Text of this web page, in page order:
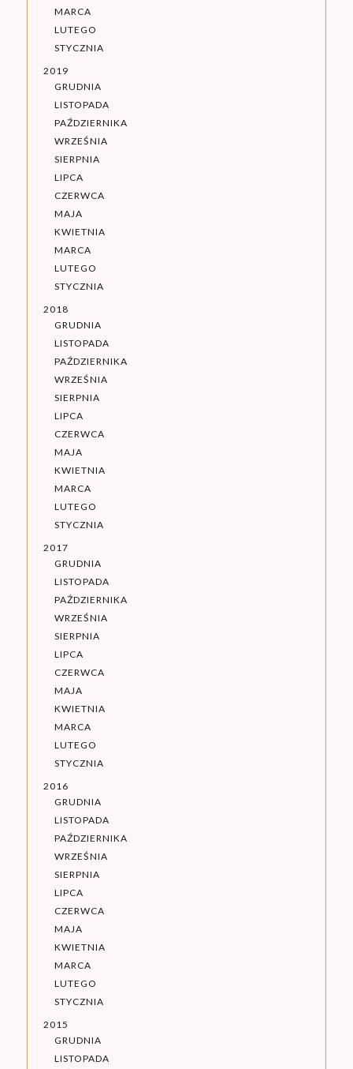
MARCA
LUTEGO
STYCZNIA
2019
GRUDNIA
LISTOPADA
PAŹDZIERNIKA
WRZEŚNIA
SIERPNIA
LIPCA
CZERWCA
MAJA
KWIETNIA
MARCA
LUTEGO
STYCZNIA
2018
GRUDNIA
LISTOPADA
PAŹDZIERNIKA
WRZEŚNIA
SIERPNIA
LIPCA
CZERWCA
MAJA
KWIETNIA
MARCA
LUTEGO
STYCZNIA
2017
GRUDNIA
LISTOPADA
PAŹDZIERNIKA
WRZEŚNIA
SIERPNIA
LIPCA
CZERWCA
MAJA
KWIETNIA
MARCA
LUTEGO
STYCZNIA
2016
GRUDNIA
LISTOPADA
PAŹDZIERNIKA
WRZEŚNIA
SIERPNIA
LIPCA
CZERWCA
MAJA
KWIETNIA
MARCA
LUTEGO
STYCZNIA
2015
GRUDNIA
LISTOPADA